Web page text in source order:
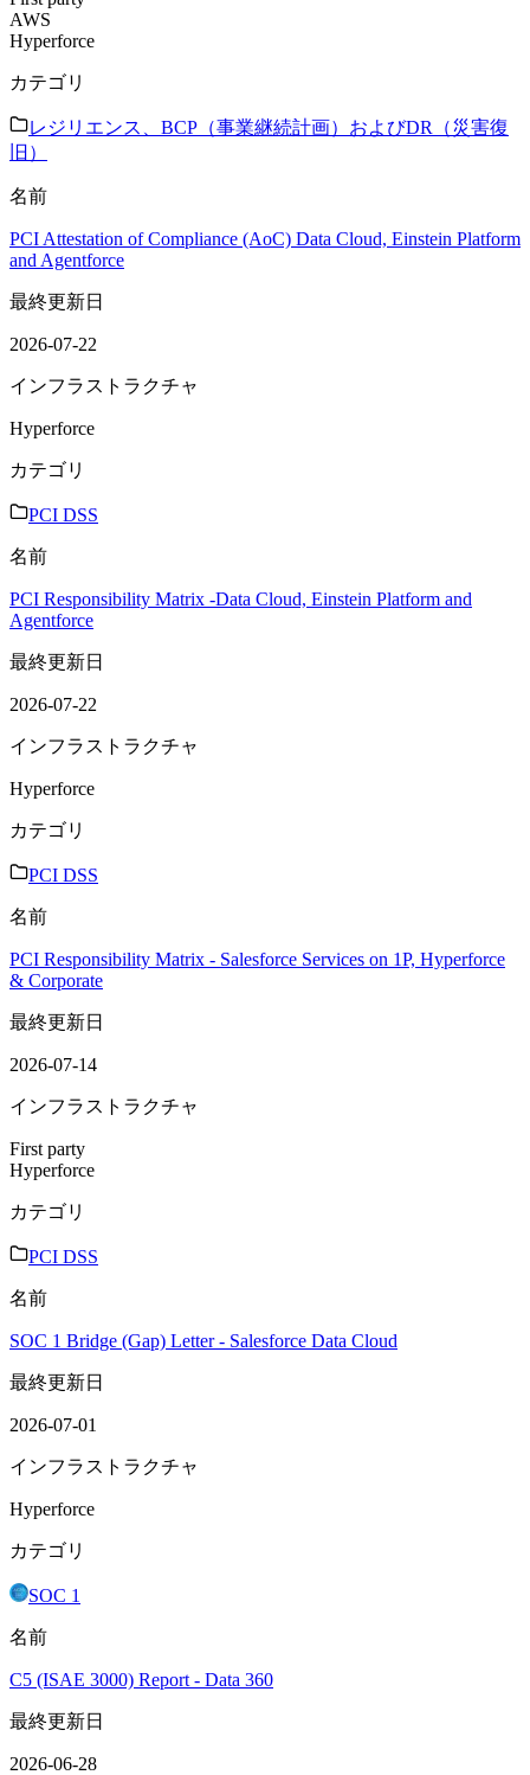
AWS
Hyperforce
カテゴリ
レジリエンス、BCP（事業継続計画）およびDR（災害復
旧）
名前
PCI Attestation of Compliance (AoC) Data Cloud, Einstein Platform
and Agentforce
最終更新日
2026-07-22
インフラストラクチャ
Hyperforce
カテゴリ
PCI DSS
名前
PCI Responsibility Matrix -Data Cloud, Einstein Platform and
Agentforce
最終更新日
2026-07-22
インフラストラクチャ
Hyperforce
カテゴリ
PCI DSS
名前
PCI Responsibility Matrix - Salesforce Services on 1P, Hyperforce
& Corporate
最終更新日
2026-07-14
インフラストラクチャ
First party
Hyperforce
カテゴリ
PCI DSS
名前
SOC 1 Bridge (Gap) Letter - Salesforce Data Cloud
最終更新日
2026-07-01
インフラストラクチャ
Hyperforce
カテゴリ
SOC 1
名前
C5 (ISAE 3000) Report - Data 360
最終更新日
2026-06-28